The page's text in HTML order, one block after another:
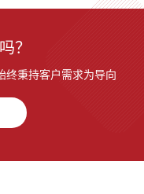
？
终秉持客户需求为导向